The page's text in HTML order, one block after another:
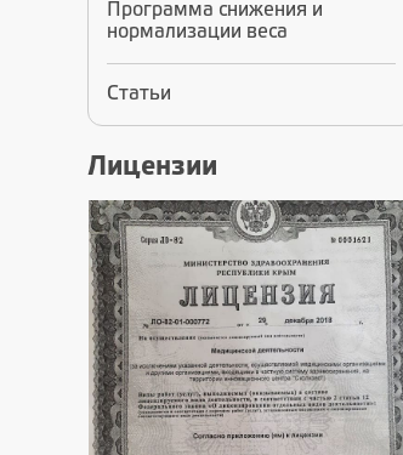
Программа снижения и
нормализации веса
Статьи
Лицензии